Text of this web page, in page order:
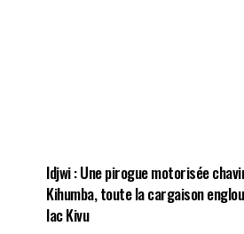
Idjwi : Une pirogue motorisée
Kihumba, toute la cargaison
lac Kivu